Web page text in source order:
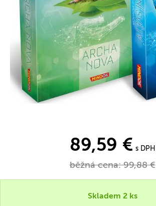
89,59 € s DPH
běžná cena:99,88 €
Skladem 2 ks